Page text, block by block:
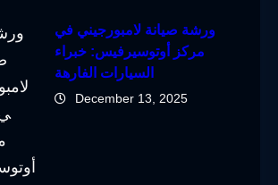
ورشة صيانة لامبورجيني في
مركز أوتوسيرفيس: خبراء
السيارات الفارهة
December 13, 2025